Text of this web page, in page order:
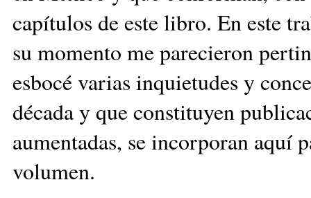
capítulos de este libro. En este
su momento me parecieron
esbocé varias inquietudes y
década y que constituyen
aumentadas, se incorporan aquí
volumen.